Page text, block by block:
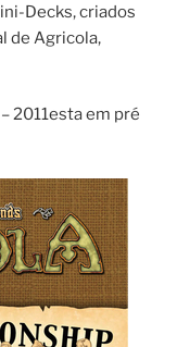
Decks, criados
de Agricola,
2011esta em pré